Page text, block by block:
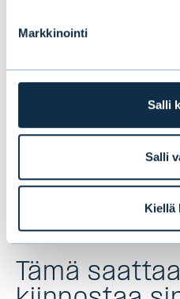
Markkinointi
Salli
Salli
Kiellä
Kim Pessala
toimitusjohtaja,
Tämä